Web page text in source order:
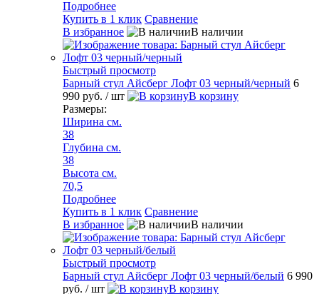
Подробнее
Купить в 1 клик Сравнение
В избранное
В наличии
Быстрый просмотр
Барный стул Айсберг Лофт 03 черный/черный 6
990 руб. / шт
В корзину
Размеры:
Ширина см.
38
Глубина см.
38
Высота см.
70,5
Подробнее
Купить в 1 клик Сравнение
В избранное
В наличии
Быстрый просмотр
Барный стул Айсберг Лофт 03 черный/белый 6 990
руб. / шт
В корзину